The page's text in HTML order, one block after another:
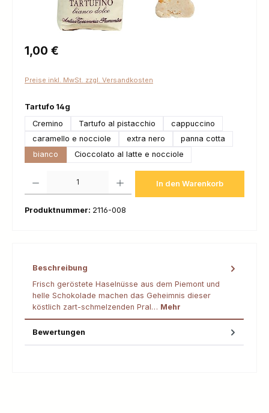
Regulärer Preis:
1,00 €
Preise inkl. MwSt. zzgl. Versandkosten
Tartufo 14g
Cremino
Tartufo al pistacchio
cappuccino
caramello e nocciole
extra nero
panna cotta
bianco
Cioccolato al latte e nocciole
In den Warenkorb
Produktnummer: 2116-008
Beschreibung
Frisch geröstete Haselnüsse aus dem Piemont und
helle Schokolade machen das Geheimnis dieser
köstlich zart-schmelzenden Pral… Mehr
Bewertungen